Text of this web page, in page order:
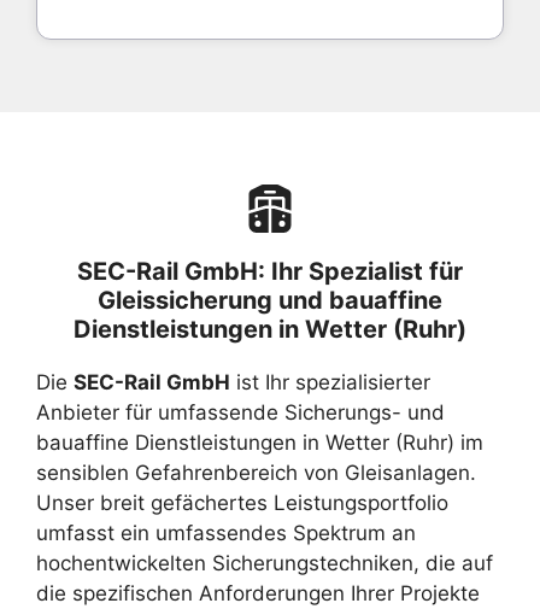
SEC-Rail GmbH: Ihr Spezialist für
Gleissicherung und bauaffine
Dienstleistungen in Wetter (Ruhr)
Die SEC-Rail GmbH ist Ihr spezialisierter
Anbieter für umfassende Sicherungs- und
bauaffine Dienstleistungen in Wetter (Ruhr) im
sensiblen Gefahrenbereich von Gleisanlagen.
Unser breit gefächertes Leistungsportfolio
umfasst ein umfassendes Spektrum an
hochentwickelten Sicherungstechniken, die auf
die spezifischen Anforderungen Ihrer Projekte